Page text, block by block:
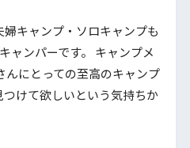
キャンプ・ソロキャンプも
ャンパーです。 キャンプメ
んにとっての至高のキャンプ
けて欲しいという気持ちか